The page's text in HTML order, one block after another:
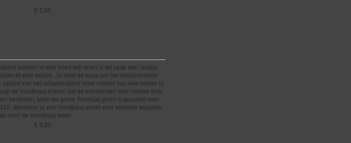
€ 1,95
kussen in een hoes wilt doen is dit vaak een lastige
dit vele malen. Je doet de kous om het schuimrubber
van het schuimrubber door middel van een snede in
de tricotkous ervoor dat de meubelstof veel minder snel
bestellen, klein en groot. Formaat groot is geschikt voor
Wanneer je een tricotkous zoekt voor kleinere kussens
voor de tricotkous klein
€ 3,95